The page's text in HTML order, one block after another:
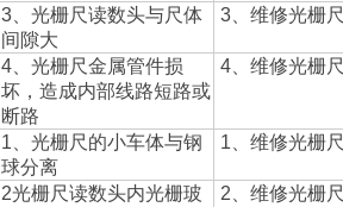
3 、光栅尺读数头与尺体
间隙大
3 、维修光栅尺
4 、光栅尺金属管件损
坏，造成内部线路短路或
断路
4 、维修光栅尺
1 、光栅尺的小车体与钢
球分离
1 、维修光栅尺
2光栅尺读数头内光栅玻
2 、维修光栅尺